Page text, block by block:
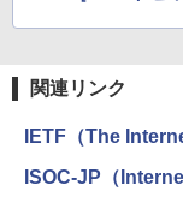
関連リンク
IETF（The
ISOC-JP（